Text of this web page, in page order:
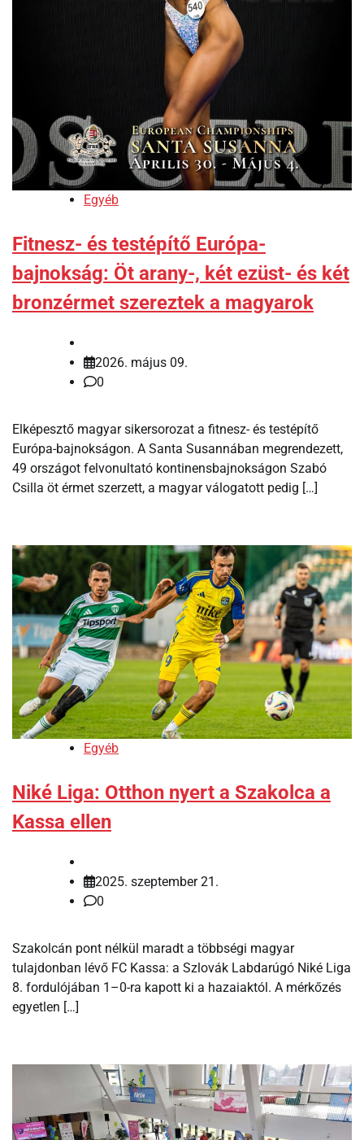
Egyéb
Fitnesz- és testépítő Európa-
bajnokság: Öt arany-, két ezüst- és két
bronzérmet szereztek a magyarok
2026. május 09.
0
Elképesztő magyar sikersorozat a fitnesz- és testépítő
Európa-bajnokságon. A Santa Susannában megrendezett,
49 országot felvonultató kontinensbajnokságon Szabó
Csilla öt érmet szerzett, a magyar válogatott pedig […]
Egyéb
Niké Liga: Otthon nyert a Szakolca a
Kassa ellen
2025. szeptember 21.
0
Szakolcán pont nélkül maradt a többségi magyar
tulajdonban lévő FC Kassa: a Szlovák Labdarúgó Niké Liga
8. fordulójában 1–0-ra kapott ki a hazaiaktól. A mérkőzés
egyetlen […]